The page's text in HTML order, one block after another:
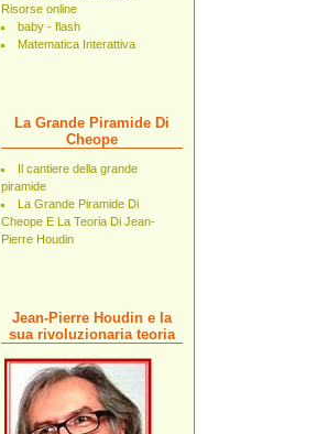
Risorse online
baby - flash
Matematica Interattiva
La Grande Piramide Di
Cheope
Il cantiere della grande
piramide
La Grande Piramide Di
Cheope E La Teoria Di Jean-
Pierre Houdin
Jean-Pierre Houdin e la
sua rivoluzionaria teoria